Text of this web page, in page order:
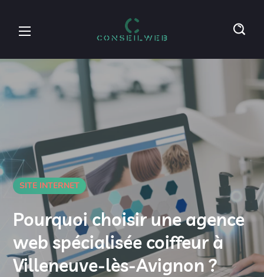
SITE INTERNET
Pourquoi choisir une agence
web spécialisée coiffeur à
Villeneuve-lès-Avignon ?